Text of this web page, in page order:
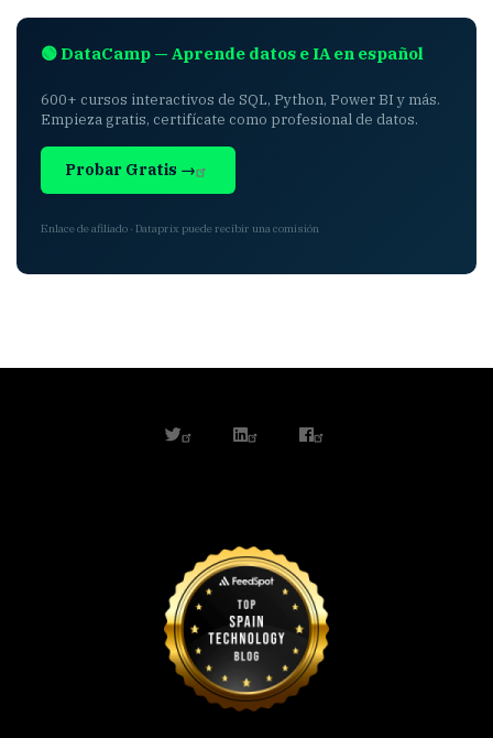
🟢 DataCamp — Aprende datos e IA en español
600+ cursos interactivos de SQL, Python, Power BI y más.
Empieza gratis, certifícate como profesional de datos.
Probar Gratis →
Enlace de afiliado · Dataprix puede recibir una comisión
twitterlinkedinfacebook